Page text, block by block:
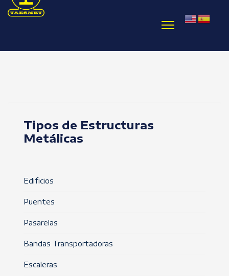
Tipos de Estructuras
Metálicas
Edificios
Puentes
Pasarelas
Bandas Transportadoras
Escaleras